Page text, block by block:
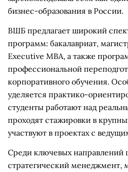
бизнес-образования в России.
ВШБ предлагает широкий
программ: бакалавриат,
Executive MBA, а также
профессиональной
корпоративного обучения.
уделяется практико-
студенты работают над
проходят стажировки в
участвуют в проектах с
Среди ключевых
стратегический менеджмент,